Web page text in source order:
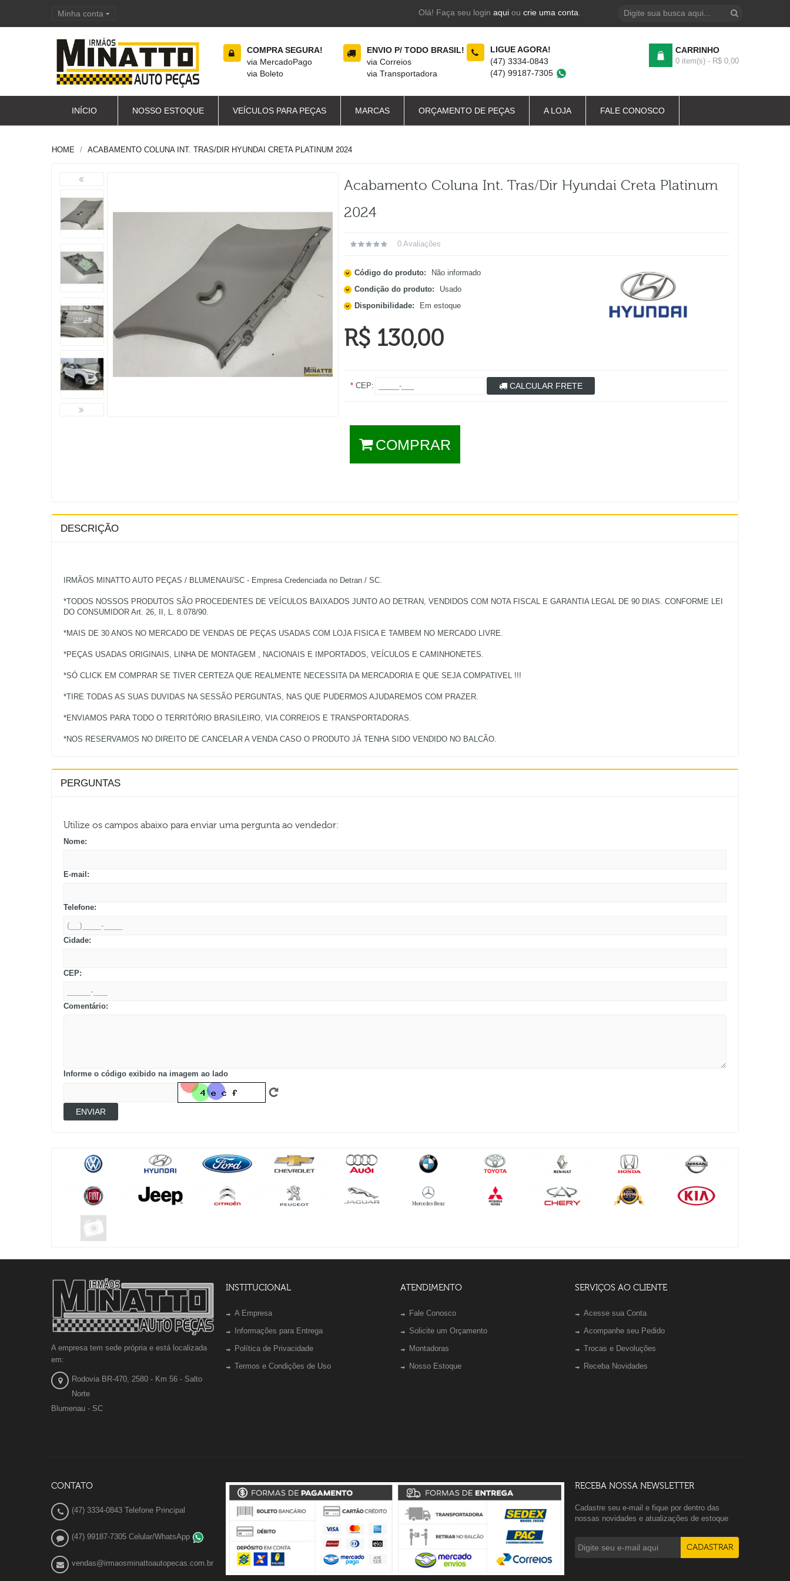
Minha conta Olá! Faça seu login aquiou crie uma conta
COMPRA SEGURA!
via MercadoPago
via Boleto
ENVIO P/ TODO BRASIL!
via Correios
via Transportadora
LIGUE AGORA!
(47) 3334-0843
(47) 99187-7305
CARRINHO
0 item(s) - R$ 0,00
INÍCIO NOSSO ESTOQUE VEÍCULOS PARA PEÇAS MARCAS ORÇAMENTO DE PEÇAS A LOJA FALE CONOSCO
HOME ACABAMENTO COLUNA INT. TRAS/DIR HYUNDAI CRETA PLATINUM 2024
Acabamento Coluna Int. Tras/dir Hyundai Creta Platinum
2024
0 Avaliações
Código do produto:
Não informado
Condição do produto:
Usado
Disponibilidade:
Em estoque
R$ 130,00
*CEP: CALCULAR FRETE
COMPRAR
DESCRIÇÃO
IRMÃOS MINATTO AUTO PEÇAS / BLUMENAU/SC - Empresa Credenciada no Detran / SC.
*TODOS NOSSOS PRODUTOS SÃO PROCEDENTES DE VEÍCULOS BAIXADOS JUNTO AO DETRAN, VENDIDOS COM NOTA FISCAL E GARANTIA LEGAL DE 90 DIAS. CONFORME LEI
DO CONSUMIDOR Art. 26, II, L. 8.078/90.
*MAIS DE 30 ANOS NO MERCADO DE VENDAS DE PEÇAS USADAS COM LOJA FISICA E TAMBEM NO MERCADO LIVRE.
*PEÇAS USADAS ORIGINAIS, LINHA DE MONTAGEM , NACIONAIS E IMPORTADOS, VEÍCULOS E CAMINHONETES.
*SÓ CLICK EM COMPRAR SE TIVER CERTEZA QUE REALMENTE NECESSITA DA MERCADORIA E QUE SEJA COMPATIVEL !!!
*TIRE TODAS AS SUAS DUVIDAS NA SESSÃO PERGUNTAS, NAS QUE PUDERMOS AJUDAREMOS COM PRAZER.
*ENVIAMOS PARA TODO O TERRITÓRIO BRASILEIRO, VIA CORREIOS E TRANSPORTADORAS.
PERGUNTAS
Utilize os campos abaixo para enviar uma pergunta ao vendedor:
Nome:
E-mail:
Telefone:
Cidade:
CEP:
Comentário:
Informe o código exibido na imagem ao lado
ENVIAR
A empresa tem sede própria e está localizada
em:
Rodovia BR-470, 2580 - Km 56 - Salto
Norte
Blumenau - SC
INSTITUCIONAL
A Empresa
Informações para Entrega
Política de Privacidade
Termos e Condições de Uso
ATENDIMENTO
Fale Conosco
Solicite um Orçamento
Montadoras
Nosso Estoque
SERVIÇOS AO CLIENTE
Acesse sua Conta
Acompanhe seu Pedido
Trocas e Devoluções
Receba Novidades
CONTATO
(47) 3334-0843 Telefone Principal
(47) 99187-7305 Celular/WhatsApp
vendas@irmaosminattoautopecas.com.br
RECEBA NOSSA NEWSLETTER
Cadastre seu e-mail e fique por dentro das
nossas novidades e atualizações de estoque